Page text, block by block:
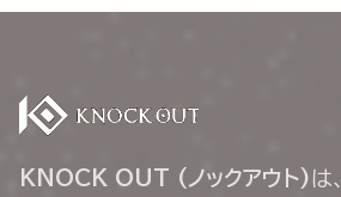
KNOCK OUT (ノックアウト) は